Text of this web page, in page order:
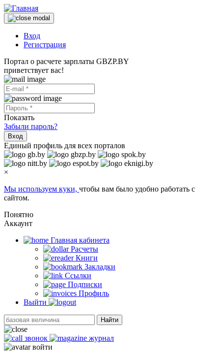
Вход
Регистрация
Портал о расчете зарплаты GBZP.BY
приветствует вас!
Показать
Забыли пароль?
Вход
Единый профиль для всех порталов
×
Мы используем куки, чтобы вам было удобно работать с
сайтом.
Понятно
Аккаунт
Главная кабинетa
Расчеты
Книги
Закладки
Ссылки
Подписки
Профиль
Выйти
Найти
звонок
журнал
войти